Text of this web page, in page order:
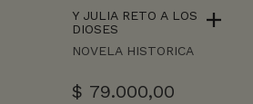
Y JULIA RETO A LOS
DIOSES
NOVELA HISTORICA
$ 79.000,00